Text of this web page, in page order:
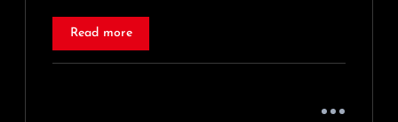
Read more